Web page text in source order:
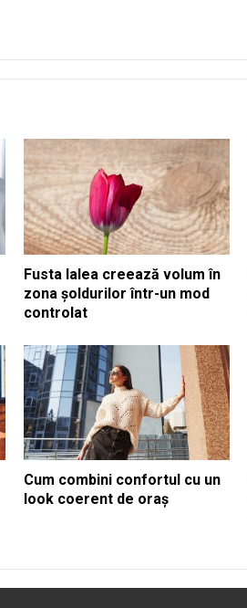
Fusta lalea creează volum în
zona șoldurilor într-un mod
controlat
Cum combini confortul cu un
look coerent de oraș